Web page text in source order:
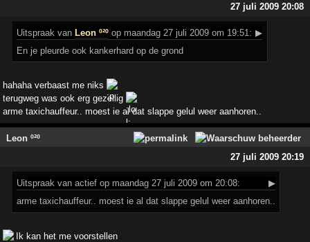
27 juli 2009 20:08
Uitspraak vanLeon º²º op maandag 27 juli 2009 om 19:51: ▶
En je pleurde ook kankerhard op de grond
hahaha verbaast me niks
terugweg was ook erg gezellig
arme taxichauffeur.. moest ie al dat slappe gelul weer aanhoren..
Leon º²º
27 juli 2009 20:19
Uitspraak van actief op maandag 27 juli 2009 om 20:08:
▶
arme taxichauffeur.. moest ie al dat slappe gelul weer aanhoren..
Ik kan het me voorstellen